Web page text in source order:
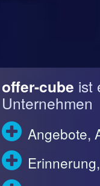
offer-cube ist
Unternehmen
Angebote,